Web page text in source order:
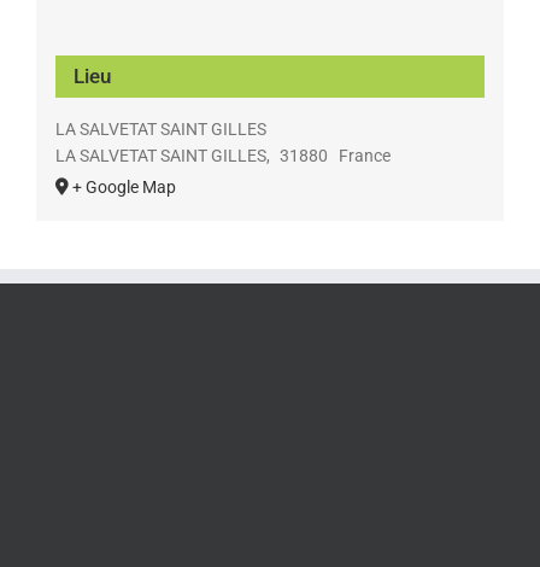
Lieu
LA SALVETAT SAINT GILLES
LA SALVETAT SAINT GILLES, 31880
France
+ Google Map